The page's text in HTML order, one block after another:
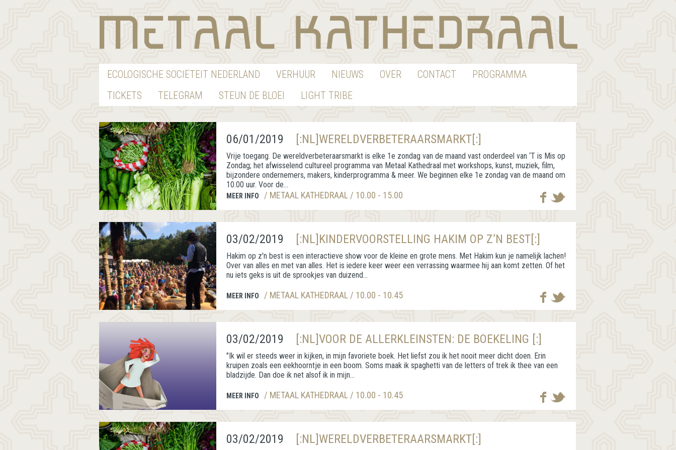
ECOLOGISCHE SOCIËTEIT NEDERLAND VERHUUR NIEUWS OVER CONTACT
PROGRAMMA
TICKETS
TELEGRAM STEUN DE BLOEI LIGHT TRIBE
06/01/2019 [:NL]WERELDVERBETERAARSMARKT[:]
Vrije toegang. De wereldverbeteraarsmarkt is elke 1e zondag van de maand vast onderdeel van ‘T is Mis op
Zondag; het afwisselend cultureel programma van Metaal Kathedraal met workshops, kunst, muziek, film,
bijzondere ondernemers, makers, kinderprogramma & meer. We beginnen elke 1e zondag van de maand om
10.00 uur. Voor de...
MEER INFO / METAAL KATHEDRAAL / 10.00 - 15.00
03/02/2019 [:NL]KINDERVOORSTELLING HAKIM OP Z’N BEST[:]
Hakim op z'n best is een interactieve show voor de kleine en grote mens. Met Hakim kun je namelijk lachen!
Over van alles en met van alles. Het is iedere keer weer een verrassing waarmee hij aan komt zetten. Of het
nu iets geks is uit de sprookjes van duizend...
MEER INFO / METAAL KATHEDRAAL / 10.00 - 10.45
03/02/2019 [:NL]VOOR DE ALLERKLEINSTEN: DE BOEKELING [:]
"Ik wil er steeds weer in kijken, in mijn favoriete boek. Het liefst zou ik het nooit meer dicht doen. Erin
kruipen zoals een eekhoorntje in een boom. Soms maak ik spaghetti van de letters of trek ik thee van een
bladzijde. Dan doe ik net alsof ik in mijn...
MEER INFO / METAAL KATHEDRAAL / 10.00 - 10.45
03/02/2019 [:NL]WERELDVERBETERAARSMARKT[:]